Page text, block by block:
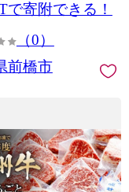
で寄附できる！
（0）
前橋市